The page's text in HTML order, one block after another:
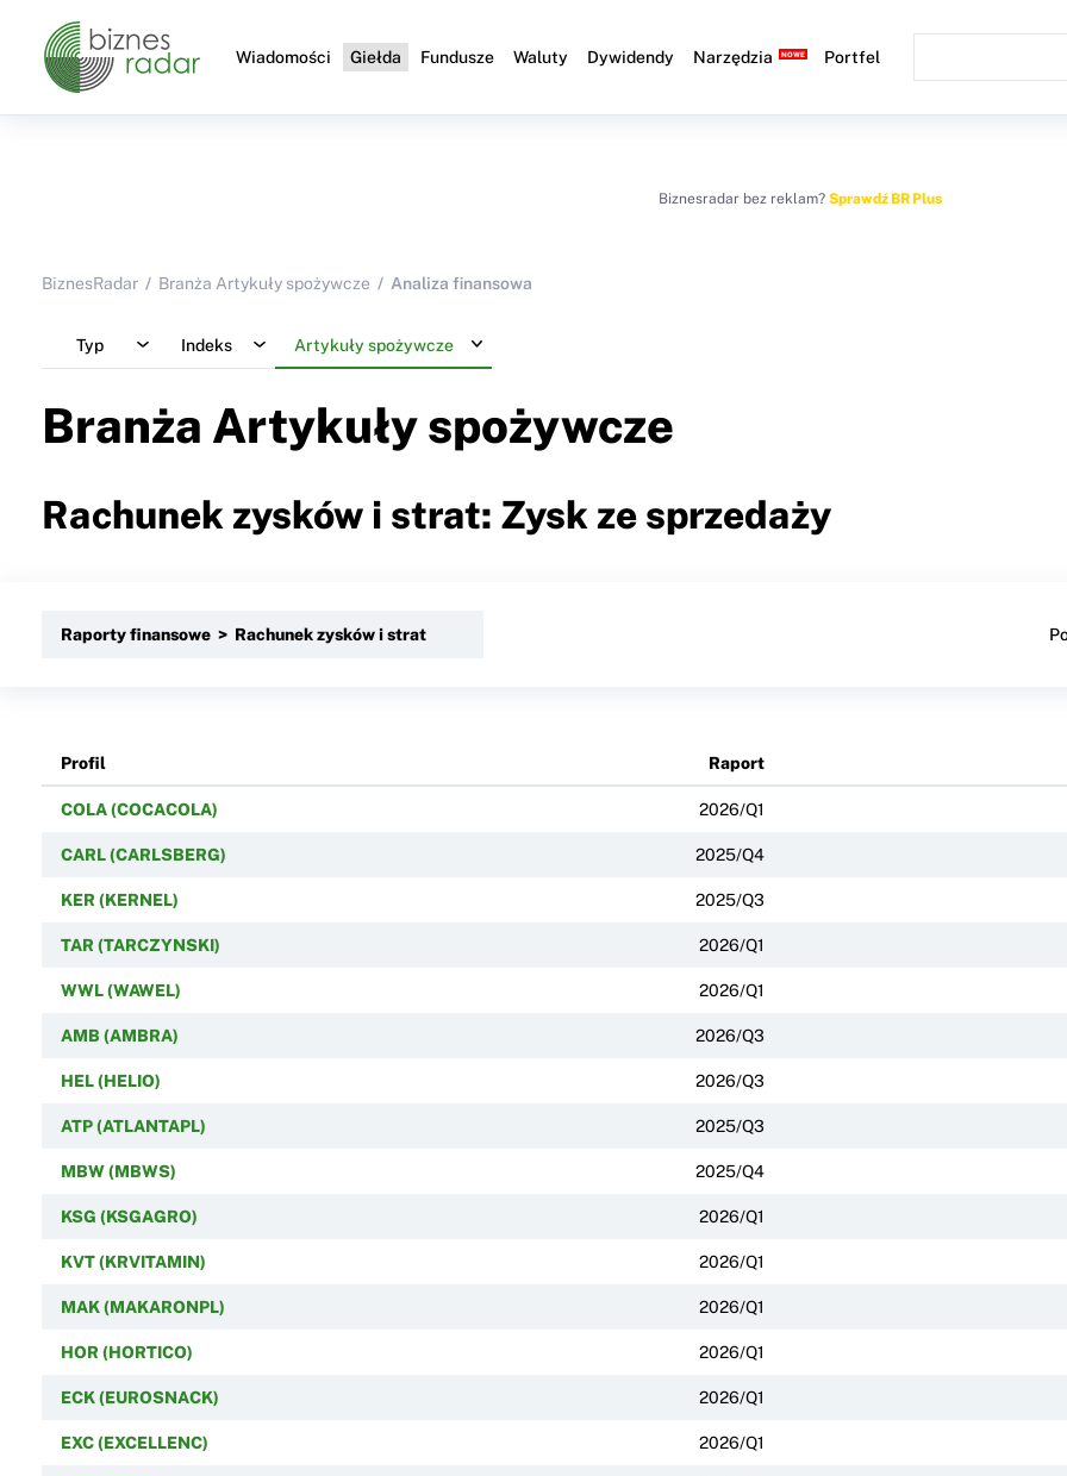
Wiadomości Giełda Fundusze Waluty Dywidendy Narzędzia Portfel
Biznesradar bez reklam? Sprawdź BR Plus
BiznesRadar Branża Artykuły spożywcze Analiza finansowa
Typ Indeks Artykuły spożywcze
Branża Artykuły spożywcze
Rachunek zysków i strat: Zysk ze sprzedaży
Raporty finansowe > Rachunek zysków i strat
Profil Raport
COLA (COCACOLA) 2026/Q1
CARL (CARLSBERG) 2025/Q4
KER (KERNEL) 2025/Q3
TAR (TARCZYNSKI) 2026/Q1
WWL (WAWEL) 2026/Q1
AMB (AMBRA) 2026/Q3
HEL (HELIO) 2026/Q3
ATP (ATLANTAPL) 2025/Q3
MBW (MBWS) 2025/Q4
KSG (KSGAGRO) 2026/Q1
KVT (KRVITAMIN) 2026/Q1
MAK (MAKARONPL) 2026/Q1
HOR (HORTICO) 2026/Q1
ECK (EUROSNACK) 2026/Q1
EXC (EXCELLENC) 2026/Q1